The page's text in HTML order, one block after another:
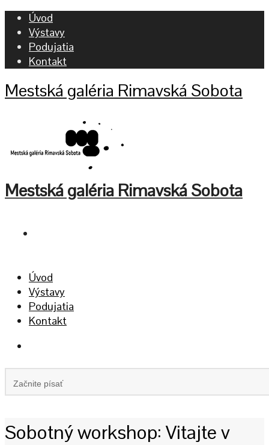
Úvod
Výstavy
Podujatia
Kontakt
Mestská galéria Rimavská Sobota
Mestská galéria Rimavská Sobota
Úvod
Výstavy
Podujatia
Kontakt
Sobotný workshop: Vitajte v